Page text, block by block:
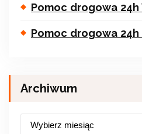
Pomoc drogowa
Pomoc drogowa
Archiwum